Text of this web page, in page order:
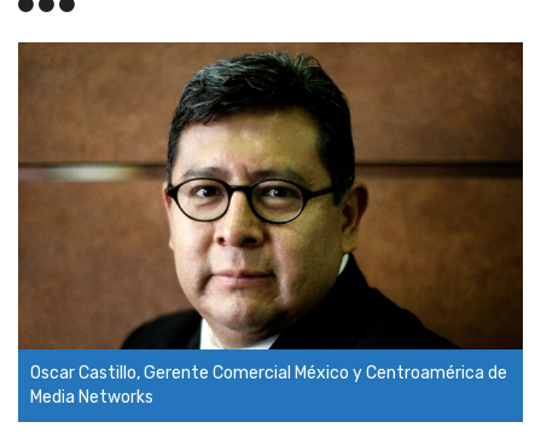
Oscar Castillo, Gerente Comercial México y Centroamérica de
Media Networks